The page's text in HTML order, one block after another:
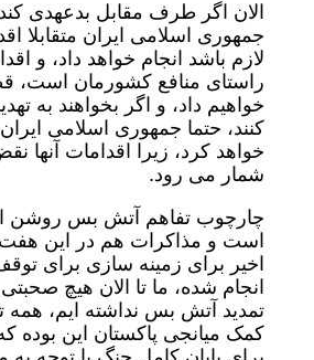
الان اگر طرف مقابل بدعهدی
جمهوری اسلامی ایران متقابلا
لازم باشد انجام خواهد داد، و
راستای منافع کشورمان است،
خواهیم داد، و اگر بخواهند به
کنند، حتما جمهوری اسلامی ایران
خواهد کرد، زیرا اقدامات آنها
شمار می رود.
چارچوب تفاهم آتش بس روشن
است و مذاکرات هم در این
اخیر برای زمینه سازی برای
انجام شده، ما تا الان هیچ
تمدید ‌آتش بس نداشته ایم، همه
کمک میانجی پاکستان این بوده